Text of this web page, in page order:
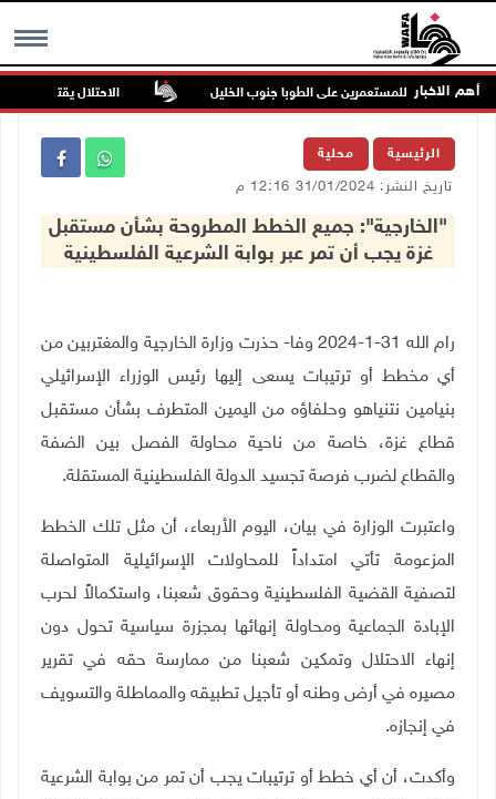
MENU أهم الاخبار
في هجوم للمستعمرين على الطوبا جنوب الخليل الاحتلال يقتحم عورتا
الرئيسية محلية
تاريخ النشر: 31/01/2024 12:16 م
"الخارجية": جميع الخطط المطروحة بشأن مستقبل
غزة يجب أن تمر عبر بوابة الشرعية الفلسطينية
رام الله 31-1-2024 وفا- حذرت وزارة الخارجية والمغتربين من
أي مخطط أو ترتيبات يسعى إليها رئيس الوزراء الإسرائيلي
بنيامين نتنياهو وحلفاؤه من اليمين المتطرف بشأن مستقبل
قطاع غزة، خاصة من ناحية محاولة الفصل بين الضفة
والقطاع لضرب فرصة تجسيد الدولة الفلسطينية المستقلة.
واعتبرت الوزارة في بيان، اليوم الأربعاء، أن مثل تلك الخطط
المزعومة تأتي امتداداً للمحاولات الإسرائيلية المتواصلة
لتصفية القضية الفلسطينية وحقوق شعبنا، واستكمالاً لحرب
الإبادة الجماعية ومحاولة إنهائها بمجزرة سياسية تحول دون
إنهاء الاحتلال وتمكين شعبنا من ممارسة حقه في تقرير
مصيره في أرض وطنه أو تأجيل تطبيقه والمماطلة والتسويف
في إنجازه.
وأكدت، أن أي خطط أو ترتيبات يجب أن تمر من بوابة الشرعية